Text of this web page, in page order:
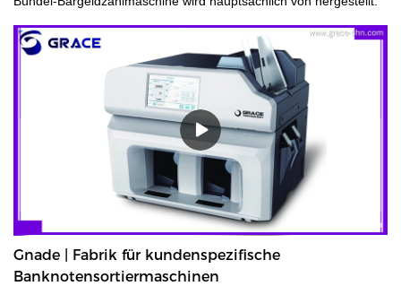
Gnade | Fabrik für kundenspezifische
Banknotensortiermaschinen